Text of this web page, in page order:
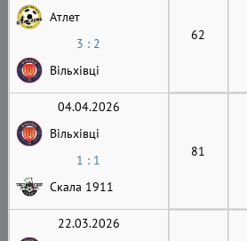
Атлет
3 : 2
Вільхівці
62
04.04.2026
Вільхівці
1 : 1
Скала 1911
81
22.03.2026